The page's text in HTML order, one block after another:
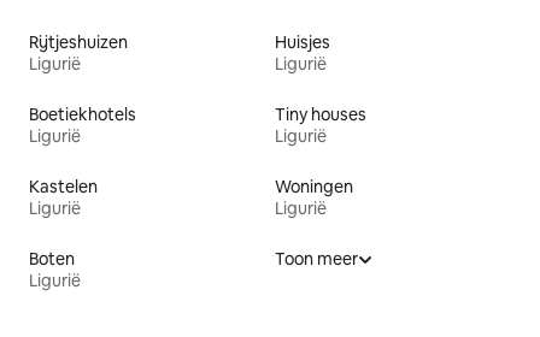
Rijtjeshuizen
Ligurië
Huisjes
Ligurië
Boetiekhotels
Ligurië
Tiny houses
Ligurië
Kastelen
Ligurië
Woningen
Ligurië
Boten
Ligurië
Toon meer